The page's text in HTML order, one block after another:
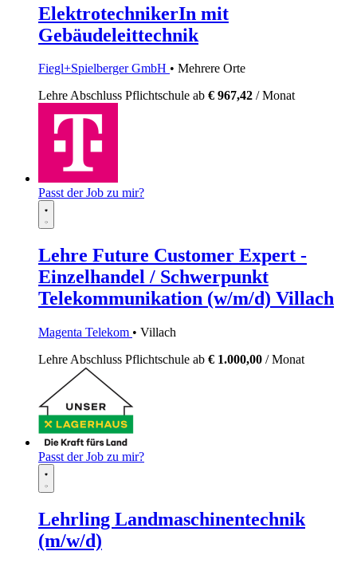
ElektrotechnikerIn mit
Gebäudeleittechnik
Fiegl+Spielberger GmbH • Mehrere Orte
LehreAbschluss Pflichtschule ab € 967,42 / Monat
Passt der Job zu mir?
Lehre Future Customer Expert -
Einzelhandel / Schwerpunkt
Telekommunikation (w/m/d) Villach
Magenta Telekom • Villach
Lehre Abschluss Pflichtschule ab € 1.000,00 / Monat
Passt der Job zu mir?
Lehrling Landmaschinentechnik
(m/w/d)